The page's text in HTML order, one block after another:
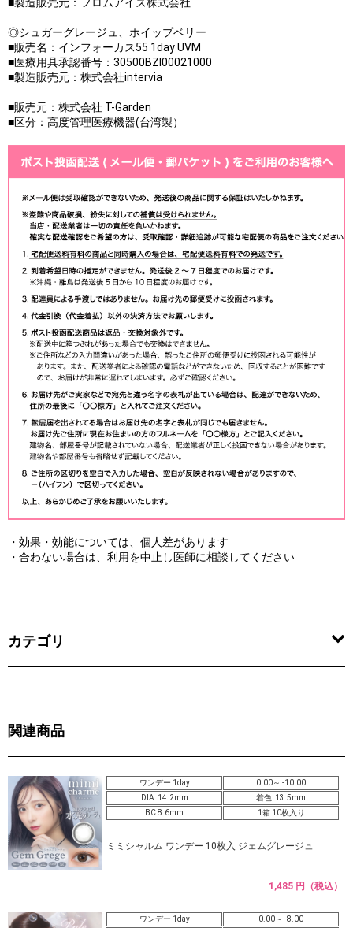
■製造販売元：フロムアイズ株式会社
◎シュガーグレージュ、ホイップベリー
■販売名：インフォーカス55 1day UVM
■医療用具承認番号：30500BZI00021000
■製造販売元：株式会社intervia
■販売元：株式会社 T-Garden
■区分：高度管理医療機器(台湾製）
・効果・効能については、個人差があります
・合わない場合は、利用を中止し医師に相談してください
カテゴリ
関連商品
ワンデー 1day
0.00～ -10.00
DIA: 14.2mm
着色: 13.5mm
BC 8.6mm
1箱 10枚入り
ミミシャルム ワンデー 10枚入 ジェムグレージュ
1,485 円（税込）
ワンデー 1day
0.00～ -8.00